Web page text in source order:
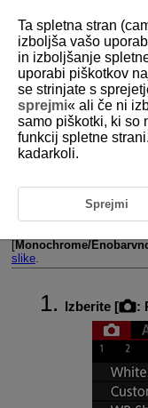
D185-075
Prilagajanje
Nastavitve in učinki
Nastavitev
Kateri koli stil slike lahko
[Monochrome/
slike.
Izberite [ :
Ta spletna stran
izboljša vašo
in izboljšanje
uporabi piškotkov
se strinjate s
sprejmi« ali če ni
samo piškotki, ki so
funkcij spletne
kadarkoli.
Sprejmi